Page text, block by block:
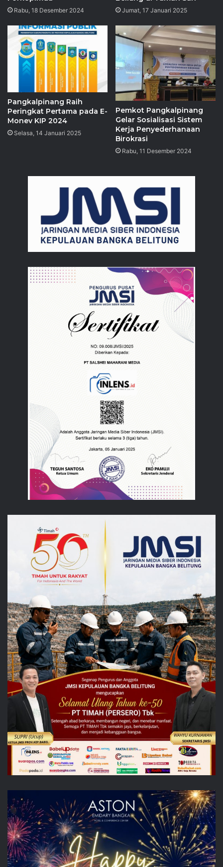
Rabu, 18 Desember 2024 Jumat, 17 Januari 2025
Pangkalpinang Raih
Peringkat Pertama pada E-
Monev KIP 2024
Selasa, 14 Januari 2025
Pemkot Pangkalpinang
Gelar Sosialisasi Sistem
Kerja Penyederhanaan
Birokrasi
Rabu, 11 Desember 2024